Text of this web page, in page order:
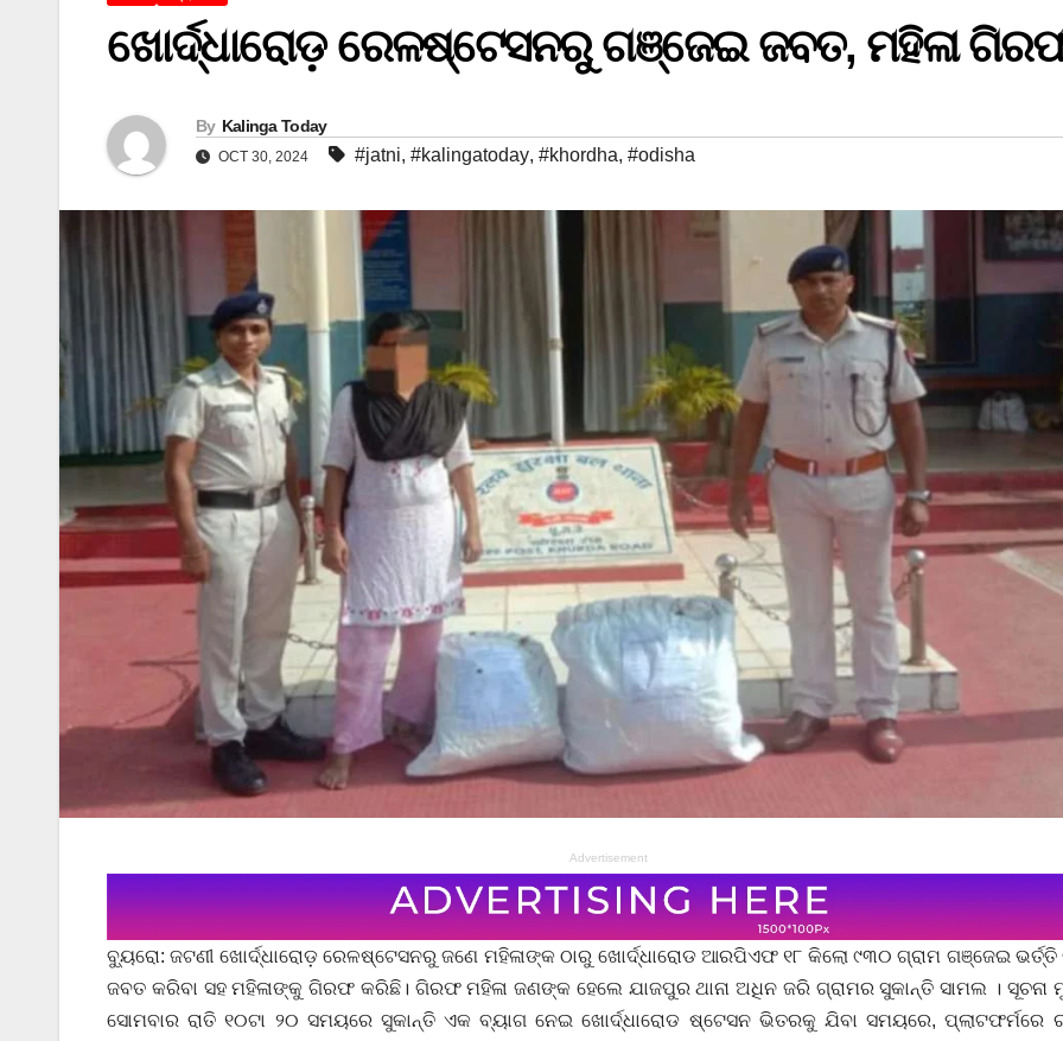
ଖୋର୍ଦ୍ଧାରୋଡ଼ ରେଳଷ୍ଟେସନରୁ ଗଞ୍ଜେଇ ଜବତ, ମହିଳା
By Kalinga Today
OCT 30, 2024 #jatni, #kalingatoday, #khordha, #odisha
Advertisement
ବ୍ୟୁରୋ: ଜଟଣୀ ଖୋର୍ଦ୍ଧାରୋଡ଼ ରେଳଷ୍ଟେସନରୁ ଜଣେ ମହିଳାଙ୍କ ଠାରୁ ଖୋର୍ଦ୍ଧାରୋଡ ଆରପିଏଫ ୧୮ କିଲୋ ୯୩୦ ଗ୍ରାମ ଗଞ୍ଜେଇ ଭର୍ତ୍ତି
ଜବତ କରିବା ସହ ମହିଳାଙ୍କୁ ଗିରଫ କରିଛି। ଗିରଫ ମହିଳା ଜଣଙ୍କ ହେଲେ ଯାଜପୁର ଥାନା ଅଧିନ ଜରି ଗ୍ରାମର ସୁକାନ୍ତି ସାମଲ । ସୂଚନା
ସୋମବାର ରାତି ୧୦ଟା ୨୦ ସମୟରେ ସୁକାନ୍ତି ଏକ ବ୍ୟାଗ ନେଇ ଖୋର୍ଦ୍ଧାରୋଡ ଷ୍ଟେସନ ଭିତରକୁ ଯିବା ସମୟରେ, ପ୍ଲାଟଫର୍ମରେ